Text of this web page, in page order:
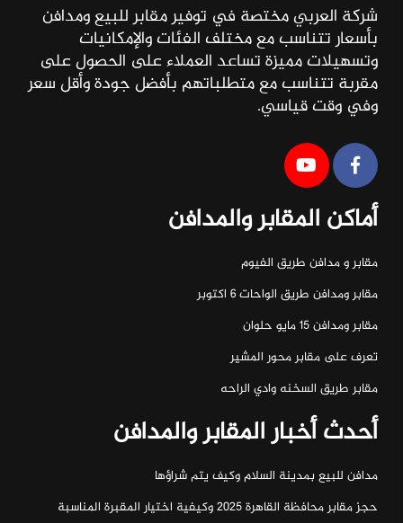
شركة العربي مختصة في توفير مقابر للبيع ومدافن
بأسعار تتناسب مع مختلف الفئات والإمكانيات
وتسهيلات مميزة تساعد العملاء على الحصول على
مقربة تتناسب مع متطلباتهم بأفضل جودة وأقل سعر
وفي وقت قياسي.
أماكن المقابر والمدافن
مقابر و مدافن طريق الفيوم
مقابر ومدافن طريق الواحات ٦ اكتوبر
مقابر ومدافن ١٥ مايو حلوان
تعرف على مقابر محور المشير
مقابر طريق السخنه وادي الراحه
أحدث أخبار المقابر والمدافن
مدافن للبيع بمدينة السلام وكيف يتم شراؤها
حجز مقابر محافظة القاهرة 2025 وكيفية اختيار المقبرة المناسبة